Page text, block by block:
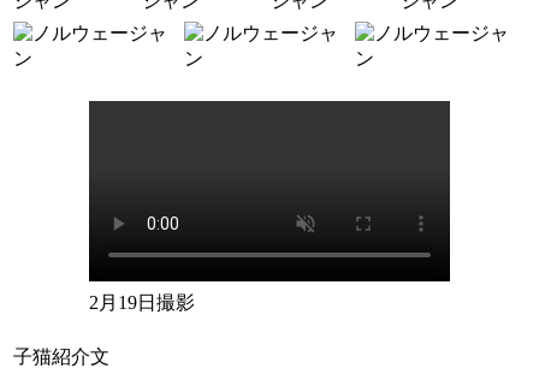
2月19日撮影
子猫紹介文